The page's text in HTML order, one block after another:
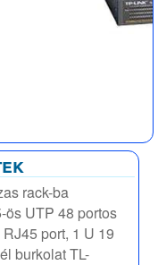
rack-ba
ös UTP 48 portos
port, 1 U 19
burkolat TL-